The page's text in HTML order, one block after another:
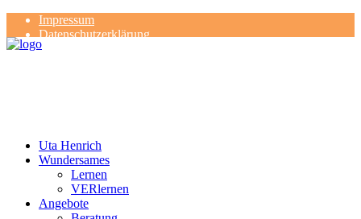
Impressum
Datenschutzerklärung
Kontakt
Uta Henrich
Wundersames
Lernen
VERlernen
Angebote